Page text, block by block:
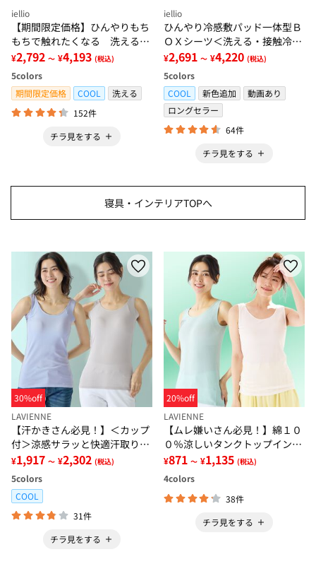
iellio
【期間限定価格】ひんやりもち
もちで触れたくなる 洗えるラ
グ＜低反発・滑りにくい・接触
冷感・防ダニ・カーペット＞
¥2,792 ～ ¥4,193 (税込)
5colors
期間限定価格
COOL
洗える
152件
チラ見をする
iellio
ひんやり冷感敷パッド一体型Ｂ
ＯＸシーツ＜洗える・接触冷
感・抗菌防臭・時短・家事楽・
ボックスシーツ・寝苦しさ対策
＞
¥2,691 ～ ¥4,220 (税込)
5colors
COOL
新色追加
動画あり
ロングセラー
64件
チラ見をする
寝具・インテリアTOPへ
30%off
LAVIENNE
【汗かきさん必見！】＜カップ
付＞涼感サラッと快適汗取りタ
ンクトップインナー＜さらりラ
ボ＞
¥1,917 ～ ¥2,302 (税込)
5colors
COOL
31件
チラ見をする
20%off
LAVIENNE
【ムレ嫌いさん必見！】綿１０
０％涼しいタンクトップインナ
ー＜さらりラボ＞
¥871 ～ ¥1,135 (税込)
4colors
38件
チラ見をする